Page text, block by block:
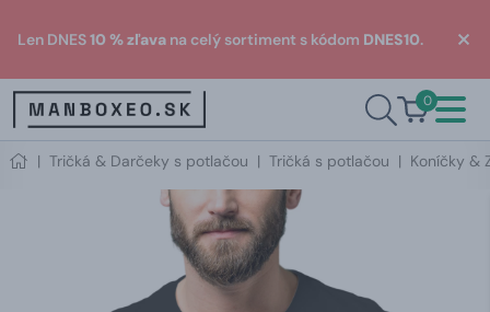
Len DNES10 % zľava na celý sortiment s kódom DNES10.
0
| Tričká & Darčeky s potlačou | Tričká s potlačou | Koníčky &